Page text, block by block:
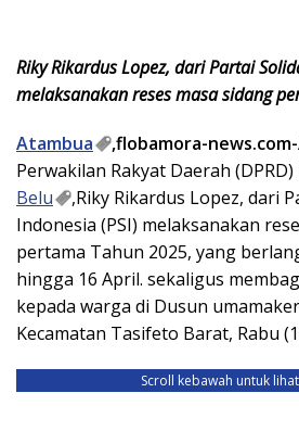
Riky Rikardus Lopez, dari Partai
melaksanakan reses masa sidang
Atambua ,flobamora-news.com-
Perwakilan Rakyat Daerah
Belu
,Riky Rikardus Lopez, dari
Indonesia (PSI) melaksanakan
pertama Tahun 2025, yang
hingga 16 April. sekaligus
kepada warga di Dusun
Kecamatan Tasifeto Barat, Rabu
Scroll kebawah untuk